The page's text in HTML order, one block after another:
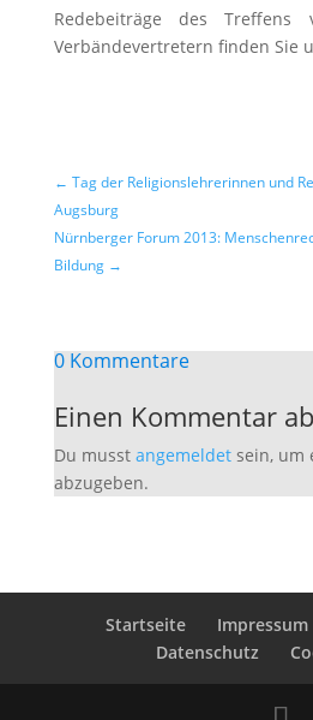
Redebeiträge des Treffens
Verbändevertretern finden Sie
← Tag der Religionslehrerinnen und
Augsburg
Nürnberger Forum 2013:
Bildung→
0 Kommentare
Einen Kommentar
Du musst angemeldetsein, um
abzugeben.
Startseite Impressum
Datenschutz